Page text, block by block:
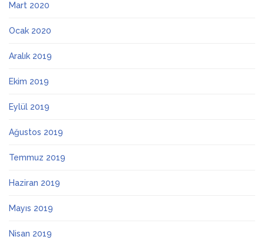
Mart 2020
Ocak 2020
Aralık 2019
Ekim 2019
Eylül 2019
Ağustos 2019
Temmuz 2019
Haziran 2019
Mayıs 2019
Nisan 2019